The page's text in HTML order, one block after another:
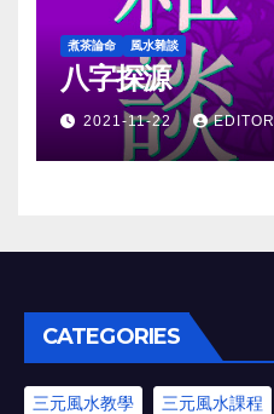
煮茶論命 風水雜談
八字探源
2021-11-22 EDITOR
CATEGORIES
三元風水教學 三元風水課程